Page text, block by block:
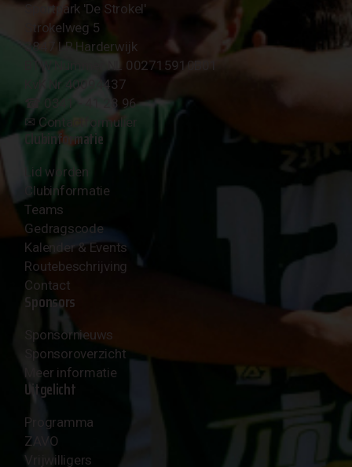
Sportpark 'De Strokel'
Strokelweg 5
3847 LR Harderwijk
BTW Nummer NL 002715910B01
KvK Nr 40094437
☎︎ 0341 - 41 28 96
✉︎ Contactformulier
Clubinformatie
Lid worden
Clubinformatie
Teams
Gedragscode
Kalender & Events
Routebeschrijving
Contact
Sponsors
Sponsornieuws
Sponsoroverzicht
Meer informatie
Uitgelicht
Programma
ZAVO
Vrijwilligers